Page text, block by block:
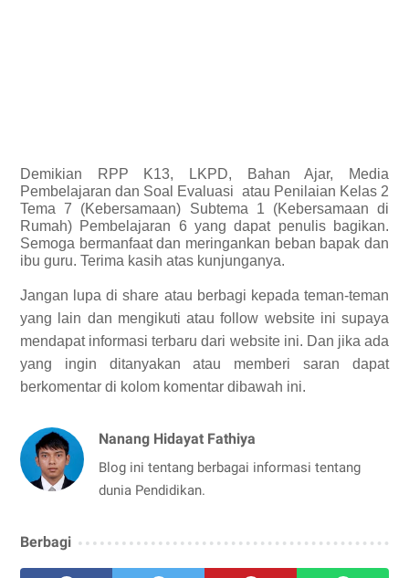
Demikian
RPP K13, LKPD, Bahan Ajar, Media
Pembelajaran dan Soal Evaluasi atau Penilaian Kelas 2
Tema 7 (Kebersamaan) Subtema 1 (Kebersamaan di
Rumah) Pembelajaran 6 yang dapat penulis bagikan.
Semoga bermanfaat dan meringankan beban bapak dan
ibu guru. Terima kasih atas kunjunganya.
Jangan lupa di share atau berbagi kepada teman-teman
yang lain dan mengikuti atau follow website ini supaya
mendapat informasi terbaru dari website ini. Dan jika ada
yang ingin ditanyakan atau memberi saran dapat
berkomentar di kolom komentar dibawah ini.
Nanang Hidayat Fathiya
Blog ini tentang berbagai informasi tentang
dunia Pendidikan.
Berbagi